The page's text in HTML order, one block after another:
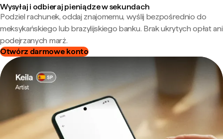
Wysyłaj i odbieraj pieniądze w sekundach
Podziel rachunek, oddaj znajomemu, wyślij bezpośrednio do
meksykańskiego lub brazylijskiego banku. Brak ukrytych opłat ani
podejrzanych marż.
Otwórz darmowe konto